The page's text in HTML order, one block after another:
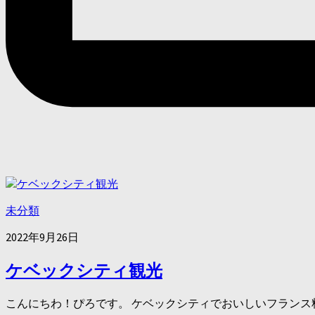
未分類
2022年9月26日
ケベックシティ観光
こんにちわ！ぴろです。 ケベックシティでおいしいフランス